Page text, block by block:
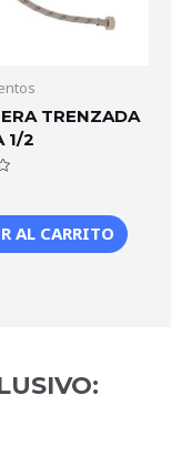
TRENZADA
1/2
AL CARRITO